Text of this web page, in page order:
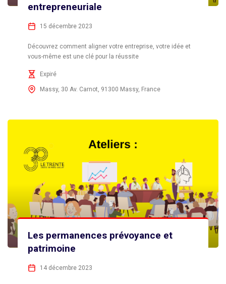
entrepreneuriale
15 décembre 2023
Découvrez comment aligner votre entreprise, votre idée et
vous-même est une clé pour la réussite
Expiré
Massy, 30 Av. Carnot, 91300 Massy, France
Les permanences prévoyance et
patrimoine
14 décembre 2023